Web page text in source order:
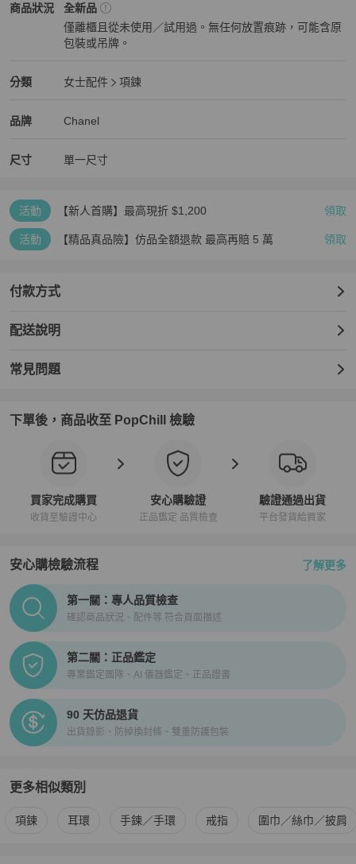
商品狀況
Chanel女士配件商品狀態與細節
全新品
僅離櫃且從未使用／試用過。無任何放置痕跡，可能含原
包裝或吊牌。
分類
Chanel 女士配件分類資訊
女士配件
項鍊
品牌
Chanel 精品女士配件
Chanel
Chanel 推薦清單
尺寸 單一尺寸
活動 【新人首購】最高現折 $1,200 領取
活動 【精品真品險】仿品全額退款 最高再賠 5 萬 領取
付款方式
配送說明
常見問題
下單後，商品收至 PopChill 檢驗
買家完成購買
收貨至驗證中心
安心購驗證
正品鑑定 品質檢查
驗證通過出貨
平台發貨給買家
安心購檢驗流程 了解更多
PopChill拍拍圈正品驗證、安心購檢驗流程介紹
第一關：專人品質檢查
確認商品狀況、配件等 符合頁面描述
第二關：正品鑑定
專業鑑定團隊、AI 儀器鑑定、正品證書
90 天仿品退貨
出貨錄影、防掉換封條、雙重防護包裝
更多相似類別
更多Chanel 女士配件 相似商品推薦
項鍊 耳環 手鍊／手環 戒指 圍巾／絲巾／披肩